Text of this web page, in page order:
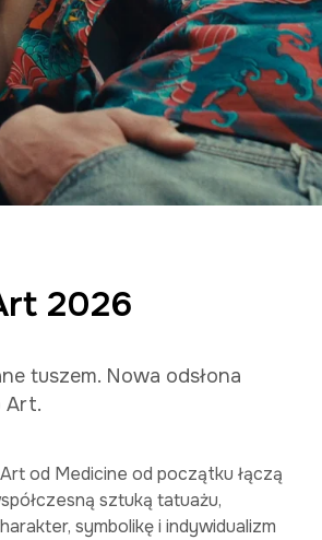
2026
tuszem. Nowa odsłona
Art.
od Medicine od początku łączą
sztuką tatuażu,
symbolikę i indywidualizm